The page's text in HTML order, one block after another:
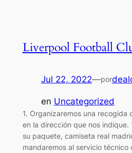
Liverpool Football
Jul 22, 2022—por
en Uncategorized
1. Organizaremos una recogida
en la dirección que nos indique.
su paquete, camiseta real
mandaremos al servicio